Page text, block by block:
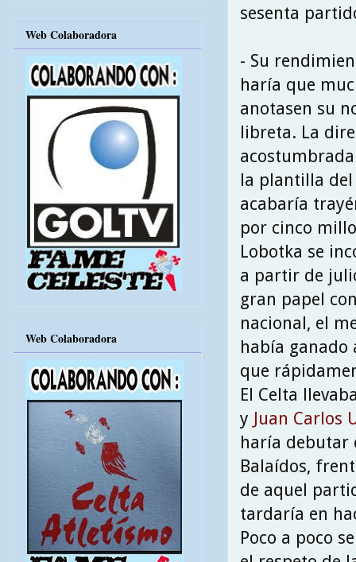
sesenta
- Su
haría que
anotasen su
libreta. La
la plantilla
acabaría
por cinco
Lobotka se
a partir de
gran papel
nacional, el
había ganado
que
El Celta
y Juan Carlos
haría debutar
Balaídos,
de aquel
tardaría en
Poco a poco
Web Colaboradora
Web Colaboradora